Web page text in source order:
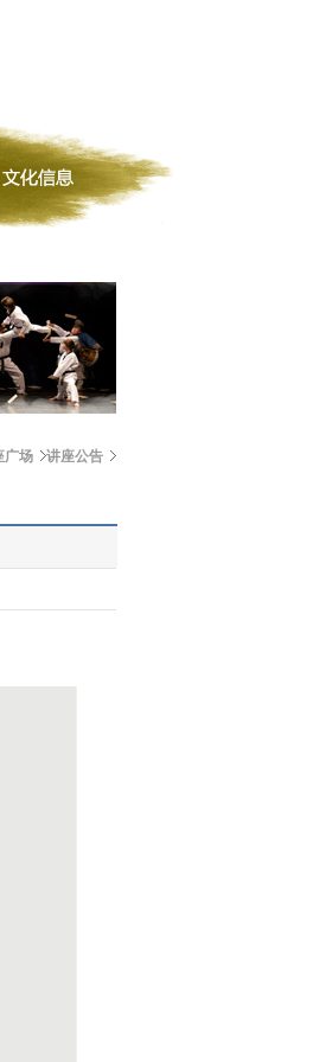
广场 讲座公告